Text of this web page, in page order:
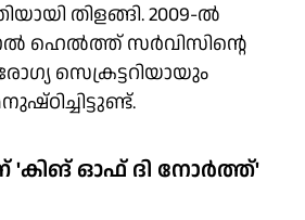
തിളങ്ങി. 2009-ല്‍
ഹെല്‍ത്ത് സര്‍വിസിന്റെ
സെക്രട്ടറിയായും
'കിങ് ഓഫ് ദി നോര്‍ത്ത്'